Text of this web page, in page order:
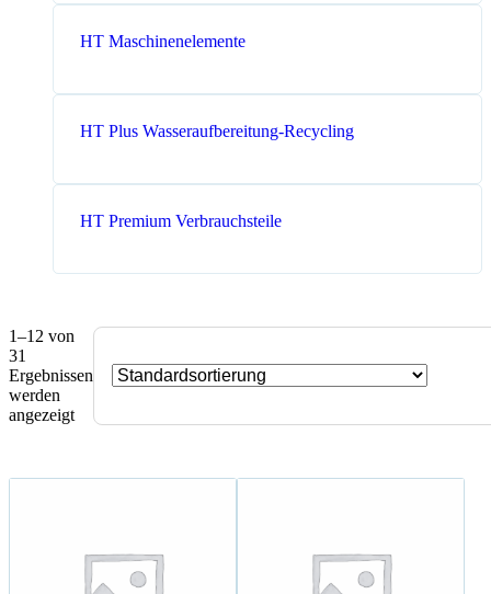
HT Maschinenelemente
HT Plus Wasseraufbereitung-Recycling
HT Premium Verbrauchsteile
1–12 von
31
Ergebnissen
werden
angezeigt